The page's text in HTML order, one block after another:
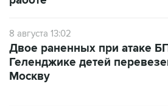
8 августа 13:02
Геленджике детей
Москву